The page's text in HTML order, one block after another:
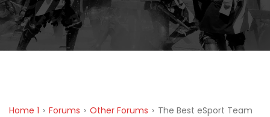
Home 1 › Forums › Other Forums › The Best eSport Team